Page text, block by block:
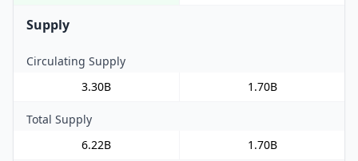
Supply
Circulating Supply
3.30B
1.70B
Total Supply
6.22B
1.70B